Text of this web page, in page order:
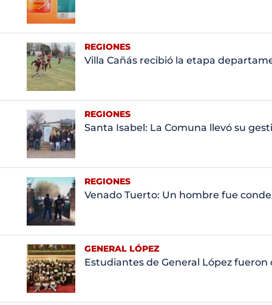
REGIONES
Villa Cañás recibió la etapa
REGIONES
Santa Isabel: La Comuna llevó su
REGIONES
Venado Tuerto: Un hombre fue
GENERAL LÓPEZ
Estudiantes de General López